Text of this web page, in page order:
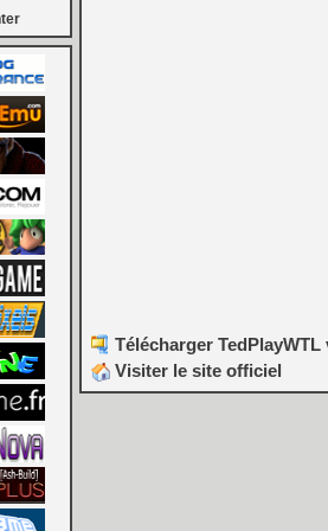
Télécharger TedPlayWTL
Visiter le site officiel